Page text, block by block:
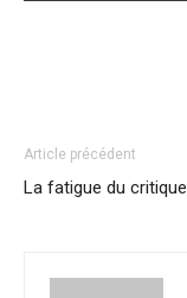
Article précédent
La fatigue du critique